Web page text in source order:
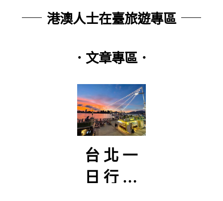
港澳人士在臺旅遊專區
．文章專區．
台北一
日行程